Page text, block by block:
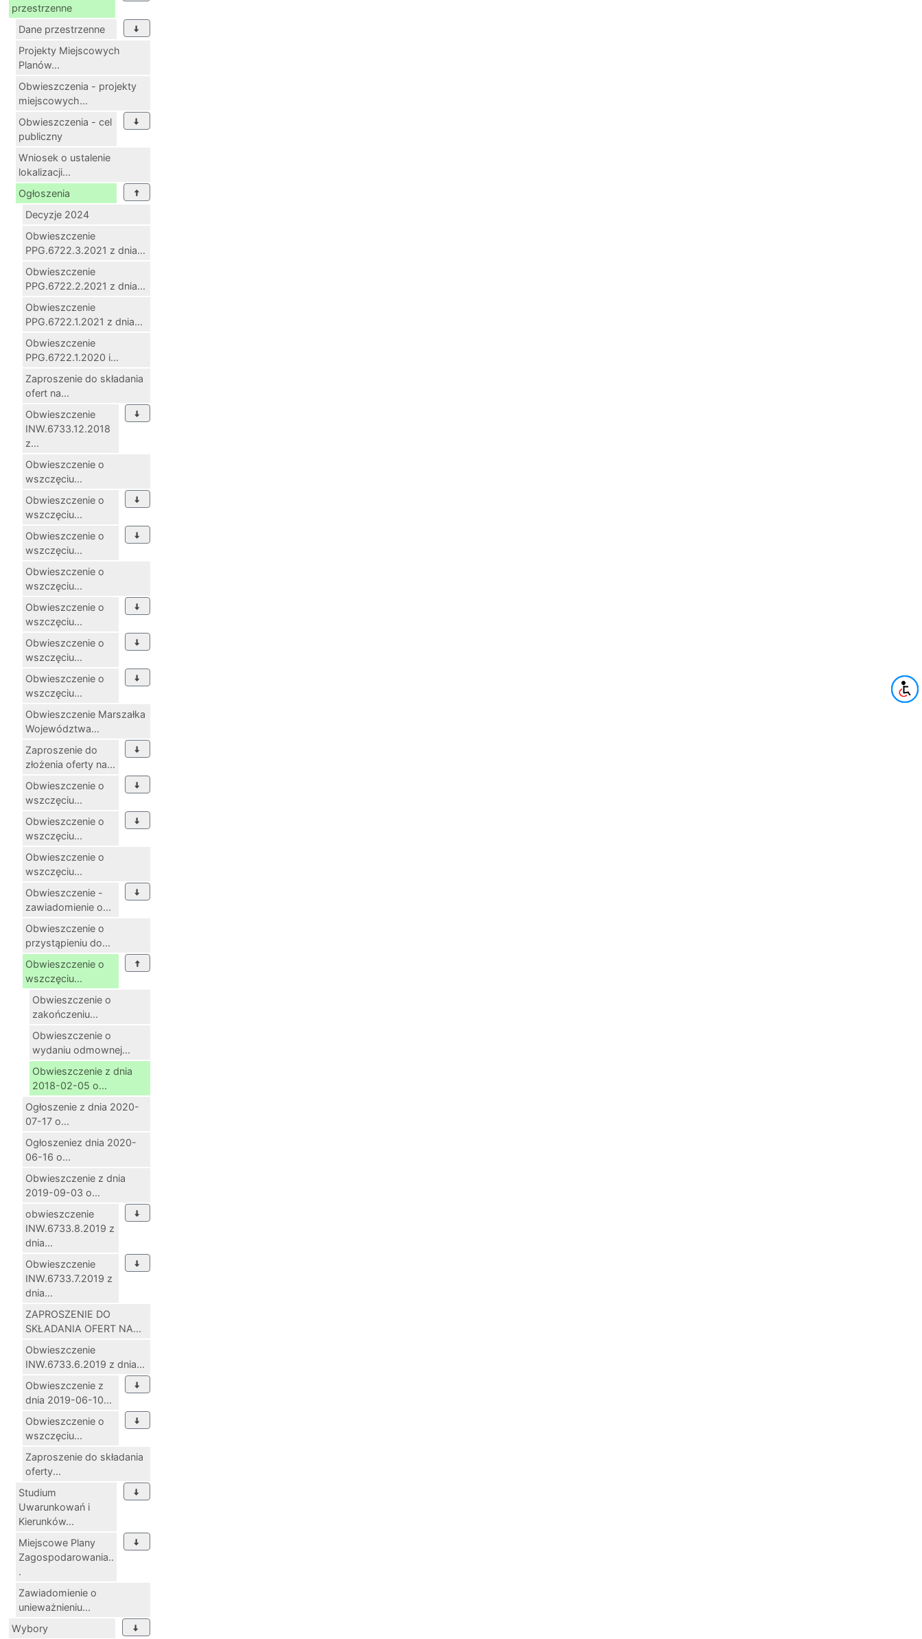
przestrzenne
Dane przestrzenne
Projekty Miejscowych
Planów...
Obwieszczenia - projekty
miejscowych...
Obwieszczenia - cel
publiczny
Wniosek o ustalenie
lokalizacji...
Ogłoszenia
Decyzje 2024
Obwieszczenie
PPG.6722.3.2021 z dnia...
Obwieszczenie
PPG.6722.2.2021 z dnia...
Obwieszczenie
PPG.6722.1.2021 z dnia...
Obwieszczenie
PPG.6722.1.2020 i...
Zaproszenie do składania
ofert na...
Obwieszczenie
INW.6733.12.2018
z...
Obwieszczenie o
wszczęciu...
Obwieszczenie o
wszczęciu...
Obwieszczenie o
wszczęciu...
Obwieszczenie o
wszczęciu...
Obwieszczenie o
wszczęciu...
Obwieszczenie o
wszczęciu...
Obwieszczenie o
wszczęciu...
Obwieszczenie Marszałka
Województwa...
Zaproszenie do
złożenia oferty na...
Obwieszczenie o
wszczęciu...
Obwieszczenie o
wszczęciu...
Obwieszczenie o
wszczęciu...
Obwieszczenie -
zawiadomienie o...
Obwieszczenie o
przystąpieniu do...
Obwieszczenie o
wszczęciu...
Obwieszczenie o
zakończeniu...
Obwieszczenie o
wydaniu odmownej...
Obwieszczenie z dnia
2018-02-05 o...
Ogłoszenie z dnia 2020-
07-17 o...
Ogłoszeniez dnia 2020-
06-16 o...
Obwieszczenie z dnia
2019-09-03 o...
obwieszczenie
INW.6733.8.2019 z
dnia...
Obwieszczenie
INW.6733.7.2019 z
dnia...
ZAPROSZENIE DO
SKŁADANIA OFERT NA...
Obwieszczenie
INW.6733.6.2019 z dnia...
Obwieszczenie z
dnia 2019-06-10...
Obwieszczenie o
wszczęciu...
Zaproszenie do składania
oferty...
Studium
Uwarunkowań i
Kierunków...
Miejscowe Plany
Zagospodarowania..
.
Zawiadomienie o
unieważnieniu...
Wybory